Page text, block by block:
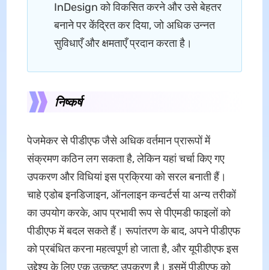
InDesign को विकसित करने और उसे बेहतर
बनाने पर केंद्रित कर दिया, जो अधिक उन्नत
सुविधाएँ और क्षमताएँ प्रदान करता है।
निष्कर्ष
पेजमेकर से पीडीएफ जैसे अधिक वर्तमान प्रारूपों में
संक्रमण कठिन लग सकता है, लेकिन यहां चर्चा किए गए
उपकरण और विधियां इस प्रक्रिया को सरल बनाती हैं।
चाहे एडोब इनडिजाइन, ऑनलाइन कन्वर्टर्स या अन्य तरीकों
का उपयोग करके, आप प्रभावी रूप से पीएमडी फाइलों को
पीडीएफ में बदल सकते हैं। रूपांतरण के बाद, अपने पीडीएफ
को प्रबंधित करना महत्वपूर्ण हो जाता है, और यूपीडीएफ इस
उद्देश्य के लिए एक उत्कृष्ट उपकरण है। इसमें पीडीएफ को